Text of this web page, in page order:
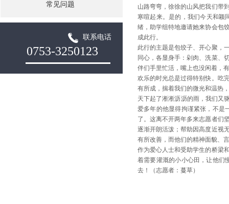
常见问题
山路弯弯，徐徐的山风把我们带
寒喧起来。是的，我们今天和颖
绪，助学组特地邀请她来协会包
成此行。
此行的主题是包饺子、开心聚，
同心，各显身手：剁肉、洗菜、
伴们手里忙活，嘴上也没闲着，
欢乐的时光总是过得特别快。吃
有所成，揣着我们的微光和温热
天下起了淅淅沥沥的雨，我们又
爱多年的他显得拘谨紧张，不是
了。这离不开两年多来志愿者们
逐渐开朗活泼；帮助因高度近视
有所改善，而他们的精神面貌、
作为爱心人士和受助学生的桥梁
着需要灌溉的小小心田，让他们
去！（志愿者：蔓草）
联系电话
0753-3250123